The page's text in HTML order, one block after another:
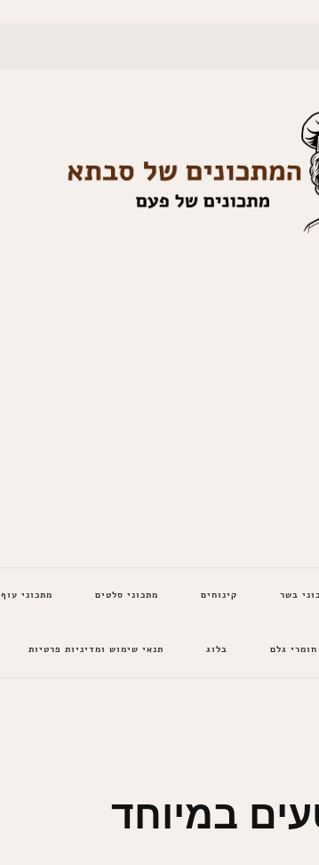
בשר קינוחים מתכוני סלטים מתכוני עוף
חומרי גלם בלוג תנאי שימוש ומדיניות פרטיות
במיוחד